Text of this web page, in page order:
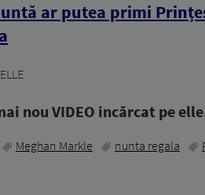
ar putea primi
nou VIDEO incărcat pe
Meghan Markle nunta regala